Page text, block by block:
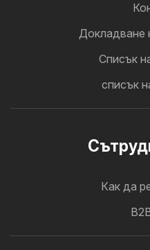
Докладване
Cписък
списък
Как да